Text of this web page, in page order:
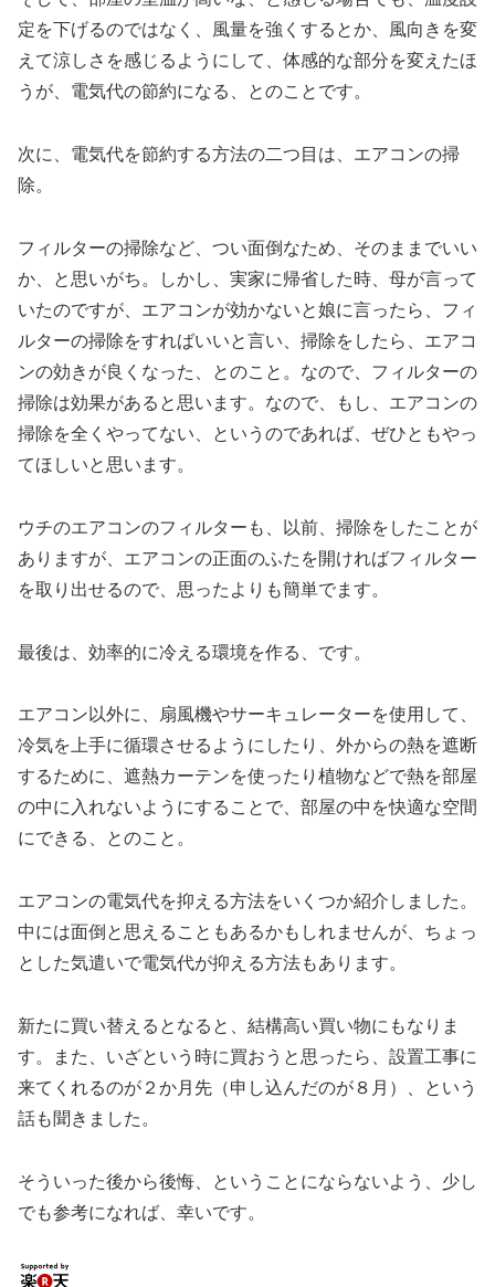
定を下げるのではなく、風量を強くするとか、風向きを変
えて涼しさを感じるようにして、体感的な部分を変えたほ
うが、電気代の節約になる、とのことです。
次に、電気代を節約する方法の二つ目は、エアコンの掃
除。
フィルターの掃除など、つい面倒なため、そのままでいい
か、と思いがち。しかし、実家に帰省した時、母が言って
いたのですが、エアコンが効かないと娘に言ったら、フィ
ルターの掃除をすればいいと言い、掃除をしたら、エアコ
ンの効きが良くなった、とのこと。なので、フィルターの
掃除は効果があると思います。なので、もし、エアコンの
掃除を全くやってない、というのであれば、ぜひともやっ
てほしいと思います。
ウチのエアコンのフィルターも、以前、掃除をしたことが
ありますが、エアコンの正面のふたを開ければフィルター
を取り出せるので、思ったよりも簡単でます。
最後は、効率的に冷える環境を作る、です。
エアコン以外に、扇風機やサーキュレーターを使用して、
冷気を上手に循環させるようにしたり、外からの熱を遮断
するために、遮熱カーテンを使ったり植物などで熱を部屋
の中に入れないようにすることで、部屋の中を快適な空間
にできる、とのこと。
エアコンの電気代を抑える方法をいくつか紹介しました。
中には面倒と思えることもあるかもしれませんが、ちょっ
とした気遣いで電気代が抑える方法もあります。
新たに買い替えるとなると、結構高い買い物にもなりま
す。また、いざという時に買おうと思ったら、設置工事に
来てくれるのが２か月先（申し込んだのが８月）、という
話も聞きました。
そういった後から後悔、ということにならないよう、少し
でも参考になれば、幸いです。